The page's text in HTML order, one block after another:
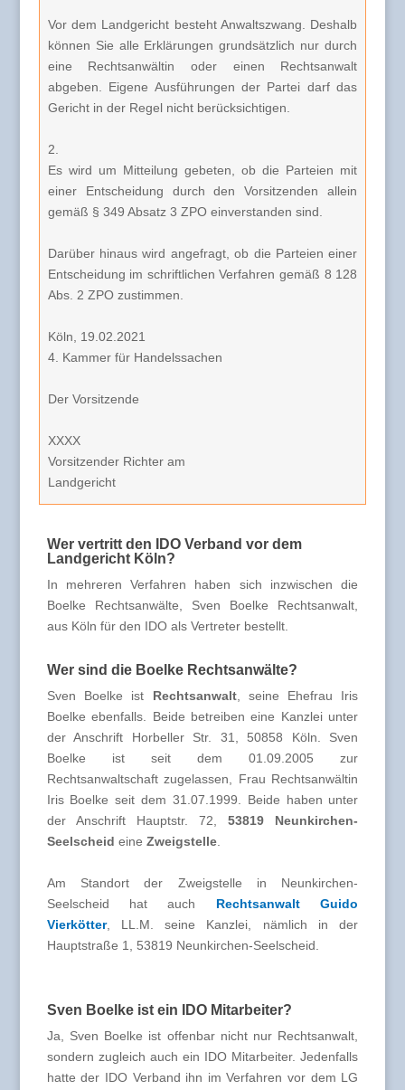
Vor dem Landgericht besteht Anwaltszwang. Deshalb
können Sie alle Erklärungen grundsätzlich nur durch
eine Rechtsanwältin oder einen Rechtsanwalt
abgeben. Eigene Ausführungen der Partei darf das
Gericht in der Regel nicht berücksichtigen.
2.
Es wird um Mitteilung gebeten, ob die Parteien mit
einer Entscheidung durch den Vorsitzenden allein
gemäß § 349 Absatz 3 ZPO einverstanden sind.
Darüber hinaus wird angefragt, ob die Parteien einer
Entscheidung im schriftlichen Verfahren gemäß 8 128
Abs. 2 ZPO zustimmen.
Köln, 19.02.2021
4. Kammer für Handelssachen
Der Vorsitzende
XXXX
Vorsitzender Richter am
Landgericht
Wer vertritt den IDO Verband vor dem
Landgericht Köln?
In mehreren Verfahren haben sich inzwischen die
Boelke Rechtsanwälte, Sven Boelke Rechtsanwalt,
aus Köln für den IDO als Vertreter bestellt.
Wer sind die Boelke Rechtsanwälte?
Sven Boelke ist Rechtsanwalt, seine Ehefrau Iris
Boelke ebenfalls. Beide betreiben eine Kanzlei unter
der Anschrift Horbeller Str. 31, 50858 Köln. Sven
Boelke ist seit dem 01.09.2005 zur
Rechtsanwaltschaft zugelassen, Frau Rechtsanwältin
Iris Boelke seit dem 31.07.1999. Beide haben unter
der Anschrift Hauptstr. 72,53819 Neunkirchen-
Seelscheid eine Zweigstelle.
Am Standort der Zweigstelle in Neunkirchen-
Seelscheid hat auch Rechtsanwalt Guido
Vierkötter, LL.M. seine Kanzlei, nämlich in der
Hauptstraße 1, 53819 Neunkirchen-Seelscheid.
Sven Boelke ist ein IDO Mitarbeiter?
Ja, Sven Boelke ist offenbar nicht nur Rechtsanwalt,
sondern zugleich auch ein IDO Mitarbeiter. Jedenfalls
hatte der IDO Verband ihn im Verfahren vor dem LG